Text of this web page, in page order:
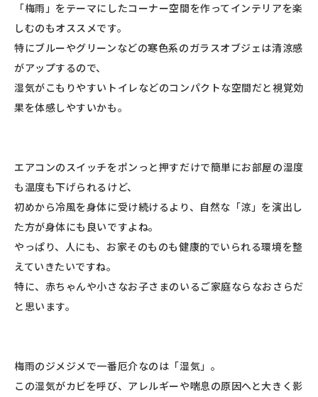
「梅雨」をテーマにしたコーナー空間を作ってインテリアを楽
しむのもオススメです。
特にブルーやグリーンなどの寒色系のガラスオブジェは清涼感
がアップするので、
湿気がこもりやすいトイレなどのコンパクトな空間だと視覚効
果を体感しやすいかも。
エアコンのスイッチをポンっと押すだけで簡単にお部屋の湿度
も温度も下げられるけど、
初めから冷風を身体に受け続けるより、自然な「涼」を演出し
た方が身体にも良いですよね。
やっぱり、人にも、お家そのものも健康的でいられる環境を整
えていきたいですね。
特に、赤ちゃんや小さなお子さまのいるご家庭ならなおさらだ
と思います。
梅雨のジメジメで一番厄介なのは「湿気」。
この湿気がカビを呼び、アレルギーや喘息の原因へと大きく影